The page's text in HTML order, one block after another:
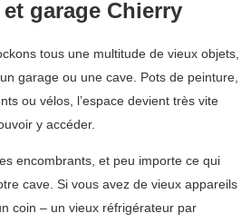
garage Chierry
tous une multitude de vieux objets,
garage ou une cave. Pots de peinture,
ou vélos, l’espace devient très vite
y accéder.
encombrants, et peu importe ce qui
cave. Si vous avez de vieux appareils
coin – un vieux réfrigérateur par